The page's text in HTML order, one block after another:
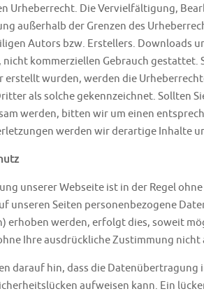
Urheberrecht. Die Vervielfältigung,
außerhalb der Grenzen des
Autors bzw. Erstellers. Downloads
kommerziellen Gebrauch gestattet.
erstellt wurden, werden die
als solche gekennzeichnet. Sollten
werden, bitten wir um einen
werden wir derartige Inhalte
unserer Webseite ist in der Regel
unseren Seiten personenbezogene
erhoben werden, erfolgt dies, soweit
Ihre ausdrückliche Zustimmung
darauf hin, dass die
aufweisen kann. Ein